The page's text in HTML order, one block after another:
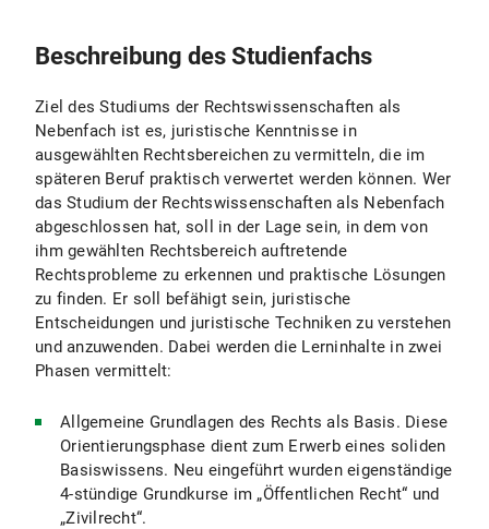
Juristische Fakultät
Fachstudienberatung Rechtswissenschaft Bachelor Nebenfach
Zentrale Studienberatung
Prüfungsamt Bachelor Rechtswissenschaft als Nebenfach
Beschreibung des Studienfachs
Ziel des Studiums der Rechtswissenschaften als
Nebenfach ist es, juristische Kenntnisse in
ausgewählten Rechtsbereichen zu vermitteln, die im
späteren Beruf praktisch verwertet werden können. Wer
das Studium der Rechtswissenschaften als Nebenfach
abgeschlossen hat, soll in der Lage sein, in dem von
ihm gewählten Rechtsbereich auftretende
Rechtsprobleme zu erkennen und praktische Lösungen
zu finden. Er soll befähigt sein, juristische
Entscheidungen und juristische Techniken zu verstehen
und anzuwenden. Dabei werden die Lerninhalte in zwei
Phasen vermittelt:
Allgemeine Grundlagen des Rechts als Basis. Diese
Orientierungsphase dient zum Erwerb eines soliden
Basiswissens. Neu eingeführt wurden eigenständige
4-stündige Grundkurse im „Öffentlichen Recht“ und
„Zivilrecht“.